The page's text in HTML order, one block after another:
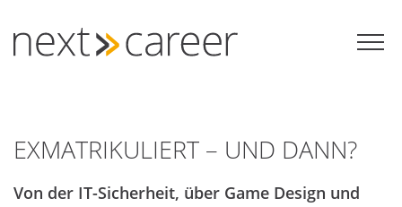
Inhalt
springen
EXMATRIKULIERT – UND DANN?
Von der IT-Sicherheit, über Game Design und